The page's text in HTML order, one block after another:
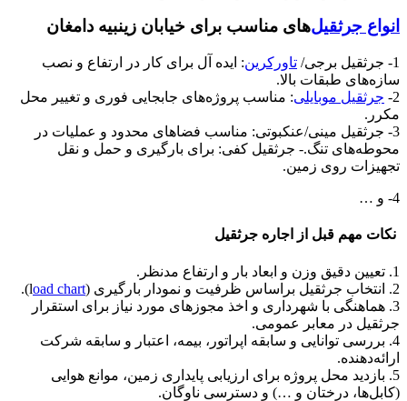
انواع جرثقیل‌های مناسب برای خیابان زینبیه دامغان
1- جرثقیل برجی/ تاورکرین: ایده آل برای کار در ارتفاع و نصب
سازه‌های طبقات بالا.
2-
جرثقیل موبایلی: مناسب پروژه‌های جابجایی فوری و تغییر محل
مکرر.
3- جرثقیل مینی/عنکبوتی: مناسب فضاهای محدود و عملیات در
محوطه‌های تنگ.- جرثقیل کفی: برای بارگیری و حمل و نقل
تجهیزات روی زمین.
4- و …
نکات مهم قبل از اجاره جرثقیل
1. تعیین دقیق وزن و ابعاد بار و ارتفاع مدنظر.
2. انتخاب جرثقیل براساس ظرفیت و نمودار بارگیری (l
oad chart
).
3. هماهنگی با شهرداری و اخذ مجوزهای مورد نیاز برای استقرار
جرثقیل در معابر عمومی.
4. بررسی توانایی و سابقه اپراتور، بیمه، اعتبار و سابقه شرکت
ارائه‌دهنده.
5. بازدید محل پروژه برای ارزیابی پایداری زمین، موانع هوایی
(کابل‌ها، درختان و …) و دسترسی ناوگان.